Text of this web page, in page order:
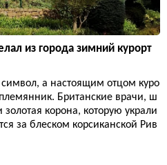
из города зимний курорт
а настоящим отцом куро
Британские врачи, ш
корона, которую украли
за блеском корсиканской Рив